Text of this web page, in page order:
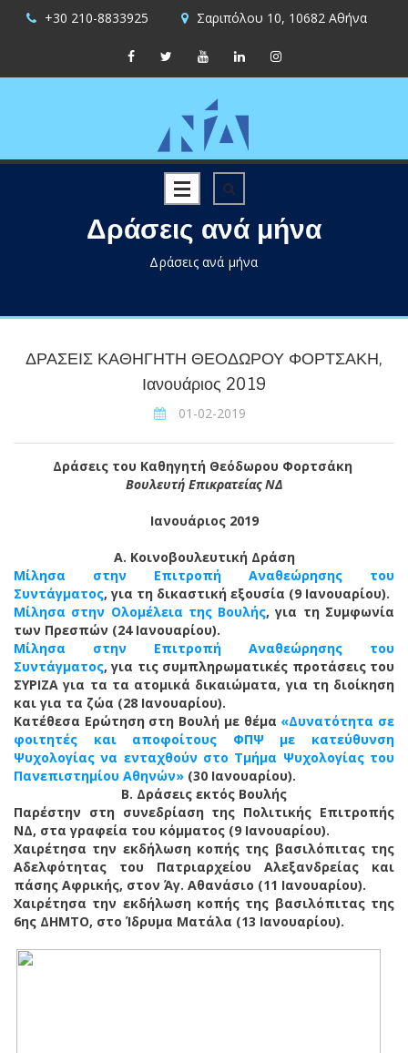
+30 210-8833925 Σαριπόλου 10, 10682 Αθήνα
Δράσεις ανά μήνα
Δράσεις ανά μήνα
ΔΡΑΣΕΙΣ ΚΑΘΗΓΗΤΗ ΘΕΟΔΩΡΟΥ ΦΟΡΤΣΑΚΗ,
Ιανουάριος 2019
01-02-2019
Δράσεις του Καθηγητή Θεόδωρου Φορτσάκη
Βουλευτή Επικρατείας ΝΔ
Ιανουάριος 2019
A. Κοινοβουλευτική Δράση
Mίλησα στην Επιτροπή Αναθεώρησης του
Συντάγματος, για τη δικαστική εξουσία (9 Ιανουαρίου).
Μίλησα στην Ολομέλεια της Βουλής, για τη Συμφωνία
των Πρεσπών (24 Ιανουαρίου).
Μίλησα στην Επιτροπή Αναθεώρησης του
Συντάγματος, για τις συμπληρωματικές προτάσεις του
ΣΥΡΙΖΑ για τα τα ατομικά δικαιώματα, για τη διοίκηση
και για τα ζώα (28 Ιανουαρίου).
Κατέθεσα Ερώτηση στη Βουλή με θέμα «Δυνατότητα σε
φοιτητές και αποφοίτους ΦΠΨ με κατεύθυνση
Ψυχολογίας να ενταχθούν στο Τμήμα Ψυχολογίας του
Πανεπιστημίου Αθηνών» (30 Ιανουαρίου).
Β. Δράσεις εκτός Βουλής
Παρέστην στη συνεδρίαση της Πολιτικής Επιτροπής
ΝΔ, στα γραφεία του κόμματος (9 Ιανουαρίου).
Χαιρέτησα την εκδήλωση κοπής της βασιλόπιτας της
Αδελφότητας του Πατριαρχείου Αλεξανδρείας και
πάσης Αφρικής, στον Άγ. Αθανάσιο (11 Ιανουαρίου).
Χαιρέτησα την εκδήλωση κοπής της βασιλόπιτας της
6ης ΔΗΜΤΟ, στο Ίδρυμα Ματάλα (13 Ιανουαρίου).